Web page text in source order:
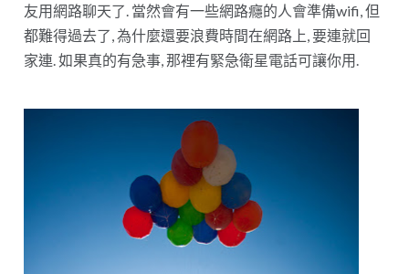
友用網路聊天了. 當然會有一些網路癮的人會準備wifi, 但
都難得過去了, 為什麼還要浪費時間在網路上, 要連就回
家連. 如果真的有急事, 那裡有緊急衛星電話可讓你用.